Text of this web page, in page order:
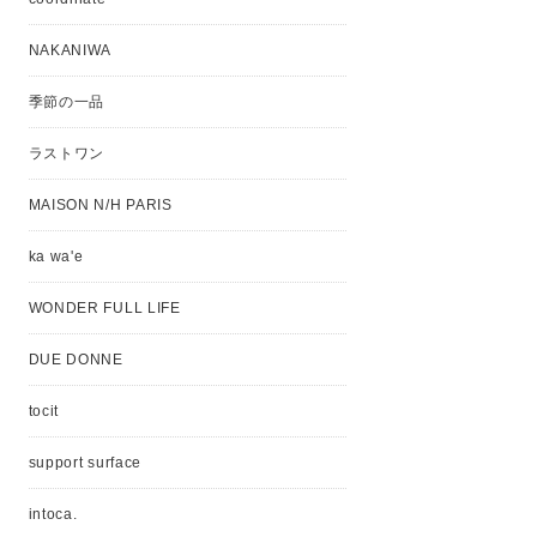
NAKANIWA
季節の一品
ラストワン
MAISON N/H PARIS
ka wa'e
WONDER FULL LIFE
DUE DONNE
tocit
support surface
intoca.